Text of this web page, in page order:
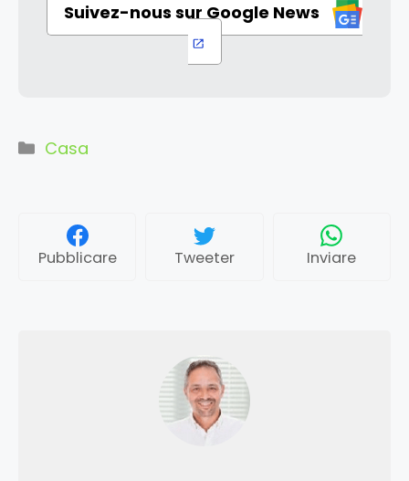
Suivez-nous sur Google News
Categorie
Casa
Pubblicare Tweeter Inviare